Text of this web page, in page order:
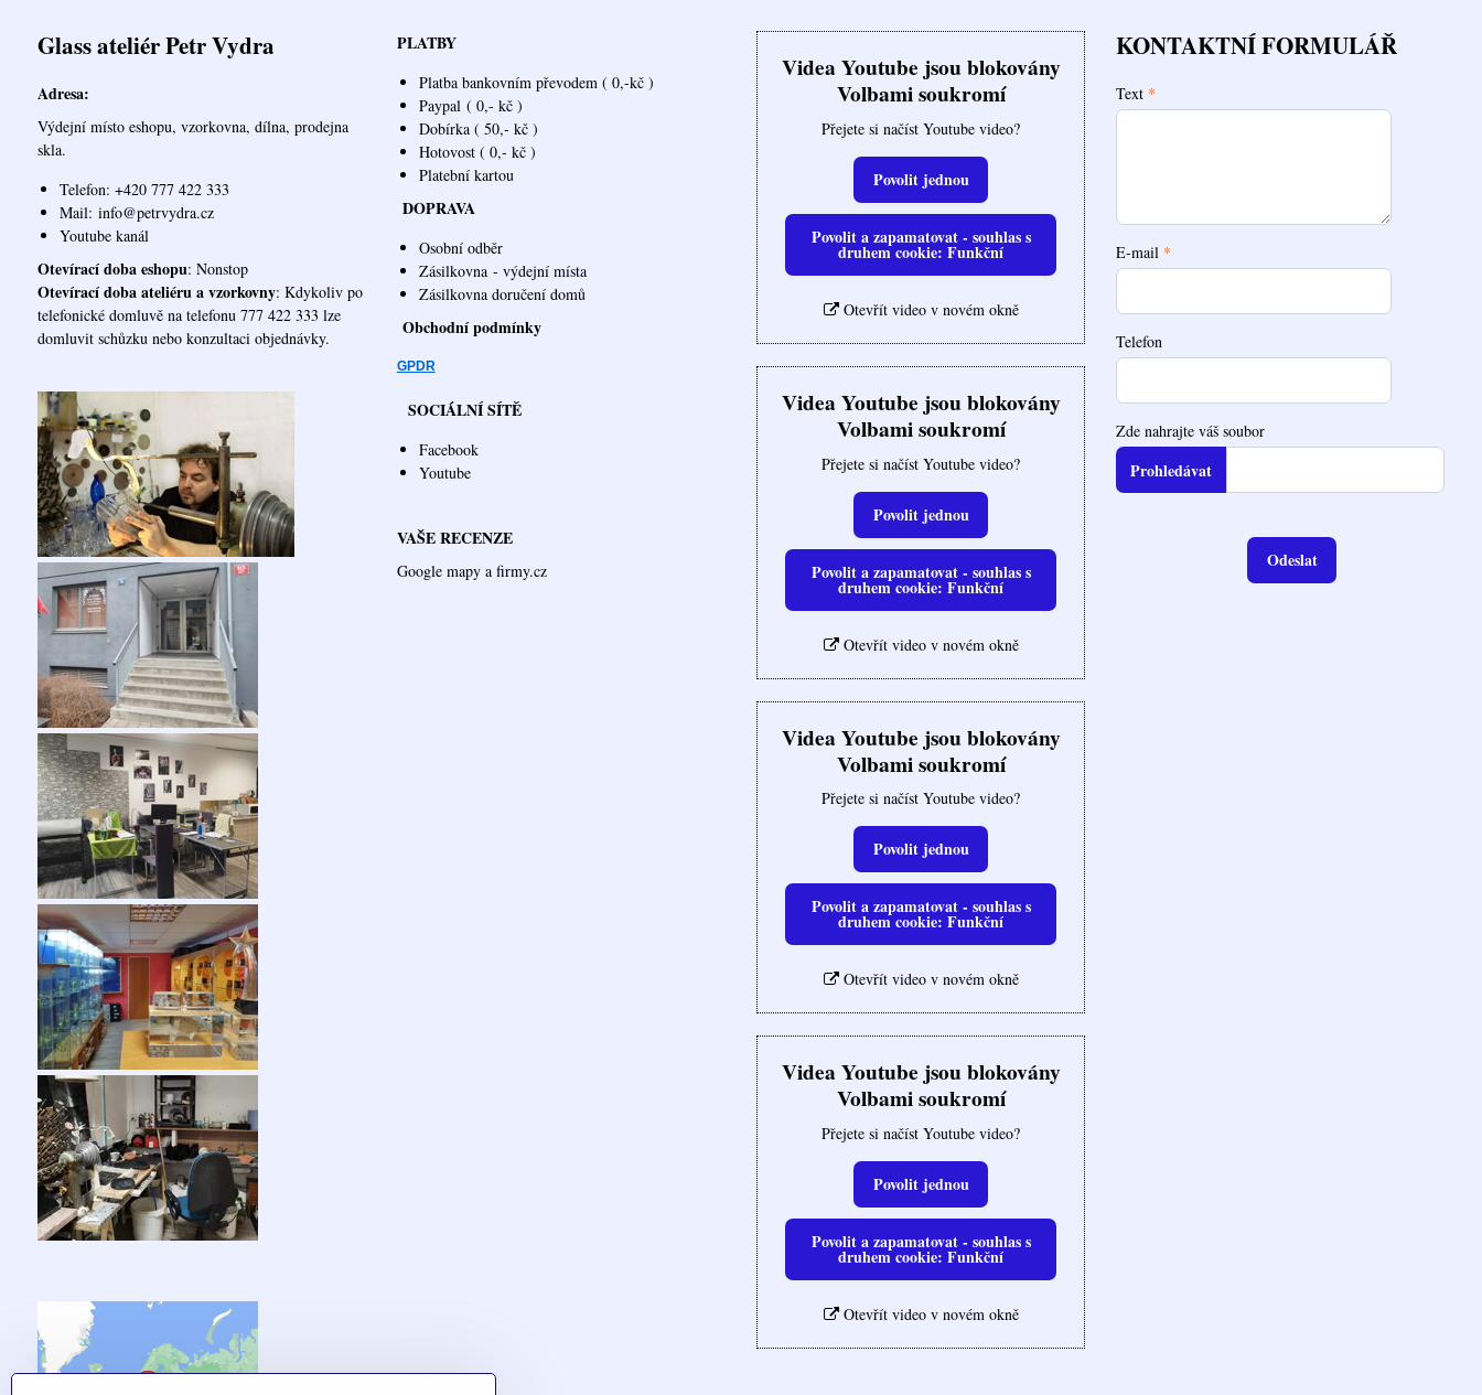
Glass ateliér Petr Vydra
Adresa:
Výdejní místo eshopu, vzorkovna, dílna, prodejna
skla.
Telefon: +420 777 422 333
Mail: info@petrvydra.cz
Youtube kanál
Otevírací doba eshopu: Nonstop
Otevírací doba ateliéru a vzorkovny: Kdykoliv po
telefonické domluvě na telefonu 777 422 333 lze
domluvit schůzku nebo konzultaci objednávky.
PLATBY
Platba bankovním převodem ( 0,-kč )
Paypal( 0,- kč )
Dobírka ( 50,- kč )
Hotovost ( 0,- kč )
Platební kartou
DOPRAVA
Osobní odběr
Zásilkovna - výdejní místa
Zásilkovna doručení domů
Obchodní podmínky
GPDR
SOCIÁLNÍ SÍTĚ
Facebook
Youtube
VAŠE RECENZE
Google mapy a firmy.cz
Videa Youtube jsou blokovány
Volbami soukromí
Přejete si načíst Youtube video?
Povolit jednou
Povolit a zapamatovat - souhlas s
druhem cookie: Funkční
Otevřít video v novém okně
Videa Youtube jsou blokovány
Volbami soukromí
Přejete si načíst Youtube video?
Povolit jednou
Povolit a zapamatovat - souhlas s
druhem cookie: Funkční
Otevřít video v novém okně
Videa Youtube jsou blokovány
Volbami soukromí
Přejete si načíst Youtube video?
Povolit jednou
Povolit a zapamatovat - souhlas s
druhem cookie: Funkční
Otevřít video v novém okně
Videa Youtube jsou blokovány
Volbami soukromí
Přejete si načíst Youtube video?
Povolit jednou
Povolit a zapamatovat - souhlas s
druhem cookie: Funkční
Otevřít video v novém okně
KONTAKTNÍ FORMULÁŘ
Text *
E-mail *
Telefon
Zde nahrajte váš soubor
Odeslat